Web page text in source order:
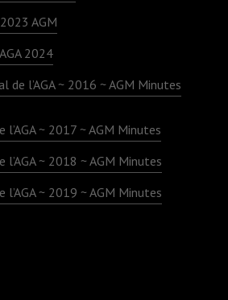
AGM
2024
de l’AGA ~ 2016 ~ AGM Minutes
l’AGA ~ 2017 ~ AGM Minutes
l’AGA ~ 2018 ~ AGM Minutes
l’AGA ~ 2019 ~ AGM Minutes